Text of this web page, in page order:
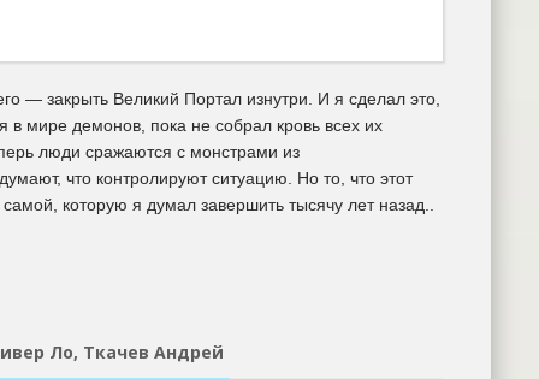
— закрыть Великий Портал изнутри. И я сделал это,
в мире демонов, пока не собрал кровь всех их
люди сражаются с монстрами из
что контролируют ситуацию. Но то, что этот
которую я думал завершить тысячу лет назад..
Ло, Ткачев Андрей